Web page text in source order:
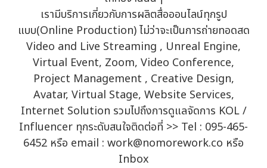
เรามีบริการเกี่ยวกับการผลิตสื่อออนไลน์ทุกรูป
แบบ(Online Production) ไม่ว่าจะเป็นการถ่ายทอดสด
Video and Live Streaming , Unreal Engine,
Virtual Event, Zoom, Video Conference,
Project Management , Creative Design,
Avatar, Virtual Stage, Website Services,
Internet Solution รวมไปถึงการดูแลจัดการ KOL /
Influencer ทุกระดับสนใจติดต่อที่ >> Tel : 095-465-
6452 หรือ email : work@nomorework.co หรือ
Inbox